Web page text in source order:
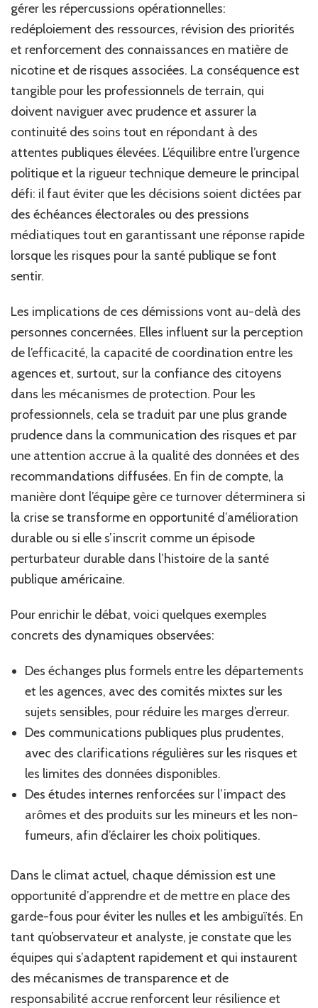
gérer les répercussions opérationnelles:
redéploiement des ressources, révision des priorités
et renforcement des connaissances en matière de
nicotine et de risques associées. La conséquence est
tangible pour les professionnels de terrain, qui
doivent naviguer avec prudence et assurer la
continuité des soins tout en répondant à des
attentes publiques élevées. L’équilibre entre l’urgence
politique et la rigueur technique demeure le principal
défi: il faut éviter que les décisions soient dictées par
des échéances électorales ou des pressions
médiatiques tout en garantissant une réponse rapide
lorsque les risques pour la santé publique se font
sentir.
Les implications de ces démissions vont au-delà des
personnes concernées. Elles influent sur la perception
de l’efficacité, la capacité de coordination entre les
agences et, surtout, sur la confiance des citoyens
dans les mécanismes de protection. Pour les
professionnels, cela se traduit par une plus grande
prudence dans la communication des risques et par
une attention accrue à la qualité des données et des
recommandations diffusées. En fin de compte, la
manière dont l’équipe gère ce turnover déterminera si
la crise se transforme en opportunité d’amélioration
durable ou si elle s’inscrit comme un épisode
perturbateur durable dans l’histoire de la santé
publique américaine.
Pour enrichir le débat, voici quelques exemples
concrets des dynamiques observées:
Des échanges plus formels entre les départements
et les agences, avec des comités mixtes sur les
sujets sensibles, pour réduire les marges d’erreur.
Des communications publiques plus prudentes,
avec des clarifications régulières sur les risques et
les limites des données disponibles.
Des études internes renforcées sur l’impact des
arômes et des produits sur les mineurs et les non-
fumeurs, afin d’éclairer les choix politiques.
Dans le climat actuel, chaque démission est une
opportunité d’apprendre et de mettre en place des
garde-fous pour éviter les nulles et les ambiguïtés. En
tant qu’observateur et analyste, je constate que les
équipes qui s’adaptent rapidement et qui instaurent
des mécanismes de transparence et de
responsabilité accrue renforcent leur résilience et